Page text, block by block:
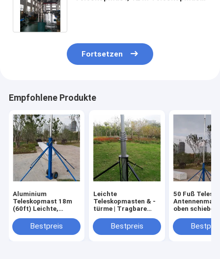
Fortsetzen
Empfohlene Produkte
Aluminium
Teleskopmast 18m
(60ft) Leichte,
- MBS Hardware
Bestpreis
Leichte
Teleskopmasten & -
türme | Tragbare
masten | MBS-
Hardware
Bestpreis
50 Fuß
oben schieben
Stativ 15m
Aluminium-